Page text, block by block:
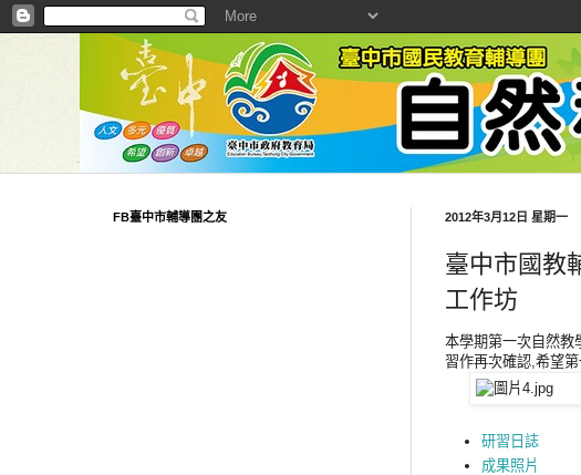
2012年3月12日 星期一
臺中市國教
工作坊
本學期第一次自然教
習作再次確認,希望
研習日誌
成果照片
FB臺中市輔導團之友